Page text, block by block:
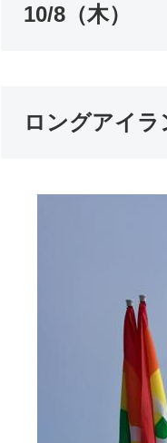
10/8（木）
ロングアイ